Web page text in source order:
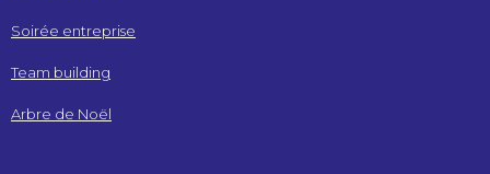
Soirée entreprise
Team building
Arbre de Noël